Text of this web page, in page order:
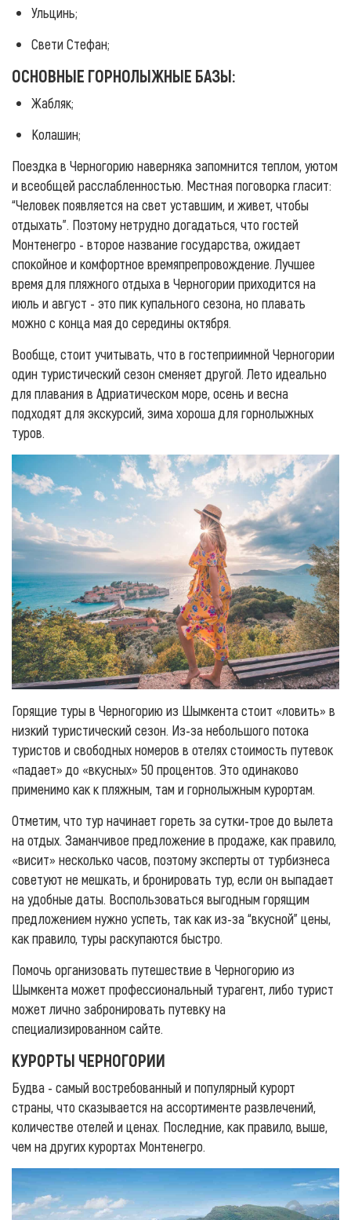
Ульцинь;
Свети Стефан;
ОСНОВНЫЕ ГОРНОЛЫЖНЫЕ БАЗЫ:
Жабляк;
Колашин;
Поездка в Черногорию наверняка запомнится теплом, уютом
и всеобщей расслабленностью. Местная поговорка гласит:
“Человек появляется на свет уставшим, и живет, чтобы
отдыхать”. Поэтому нетрудно догадаться, что гостей
Монтенегро - второе название государства, ожидает
спокойное и комфортное времяпрепровождение. Лучшее
время для пляжного отдыха в Черногории приходится на
июль и август - это пик купального сезона, но плавать
можно с конца мая до середины октября.
Вообще, стоит учитывать, что в гостеприимной Черногории
один туристический сезон сменяет другой. Лето идеально
для плавания в Адриатическом море, осень и весна
подходят для экскурсий, зима хороша для горнолыжных
туров.
Горящие туры в Черногорию из Шымкента стоит «ловить» в
низкий туристический сезон. Из-за небольшого потока
туристов и свободных номеров в отелях стоимость путевок
«падает» до «вкусных» 50 процентов. Это одинаково
применимо как к пляжным, там и горнолыжным курортам.
Отметим, что тур начинает гореть за сутки-трое до вылета
на отдых. Заманчивое предложение в продаже, как правило,
«висит» несколько часов, поэтому эксперты от турбизнеса
советуют не мешкать, и бронировать тур, если он выпадает
на удобные даты. Воспользоваться выгодным горящим
предложением нужно успеть, так как из-за “вкусной” цены,
как правило, туры раскупаются быстро.
Помочь организовать путешествие в Черногорию из
Шымкента может профессиональный турагент, либо турист
может лично забронировать путевку на
специализированном сайте.
КУРОРТЫ ЧЕРНОГОРИИ
Будва - самый востребованный и популярный курорт
страны, что сказывается на ассортименте развлечений,
количестве отелей и ценах. Последние, как правило, выше,
чем на других курортах Монтенегро.